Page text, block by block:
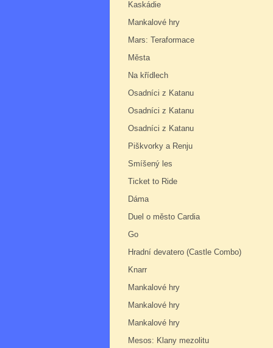
Kaskádie
Mankalové hry
Mars: Teraformace
Města
Na křídlech
Osadníci z Katanu
Osadníci z Katanu
Osadníci z Katanu
Piškvorky a Renju
Smíšený les
Ticket to Ride
Dáma
Duel o město Cardia
Go
Hradní devatero (Castle Combo)
Knarr
Mankalové hry
Mankalové hry
Mankalové hry
Mesos: Klany mezolitu